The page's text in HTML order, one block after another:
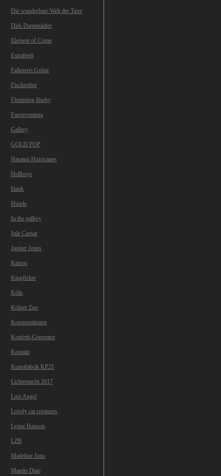
Die wunderbare Welt der Tiere
Dirk Darmstädter
Element of Crime
Extrabreit
Falknerei Grüne
Fischreiher
Flemming Borby
Fuerteventura
Gallery
GOLD POP
Haranni Hurricanes
Hellboys
Høek
Hunde
In the gallery
Jule Caesar
Jupiter Jones
Katzen
Kingfisher
Köln
Kölner Zoo
Kompositionen
Konfetti-Generator
Kontakt
Kunstfabrik KP21
Lichternacht 2017
Lost Angel
Lovely cat creatures
Lynne Hanson
LZB
Madeline Juno
Mando Diao